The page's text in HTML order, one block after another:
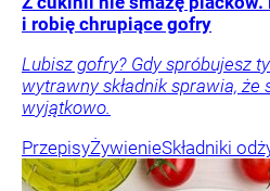
i robię chrupiące gofry
Lubisz gofry? Gdy spróbujesz
wytrawny składnik sprawia, że
wyjątkowo.
PrzepisyŻywienieSkładniki